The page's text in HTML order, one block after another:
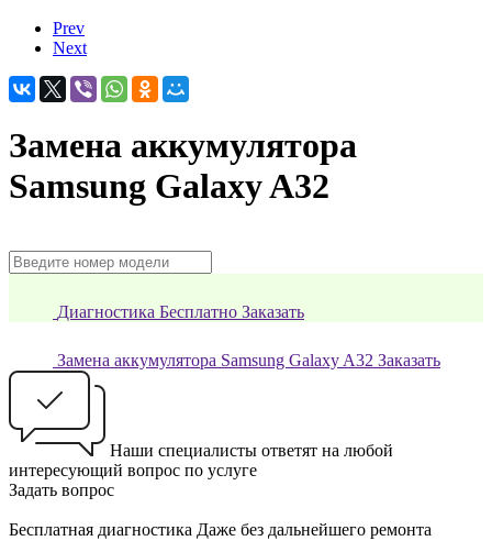
Prev
Next
Замена аккумулятора
Samsung Galaxy A32
Диагностика Бесплатно Заказать
Замена аккумулятора Samsung Galaxy A32 Заказать
Наши специалисты ответят на любой
интересующий вопрос по услуге
Задать вопрос
Бесплатная диагностика Даже без дальнейшего ремонта